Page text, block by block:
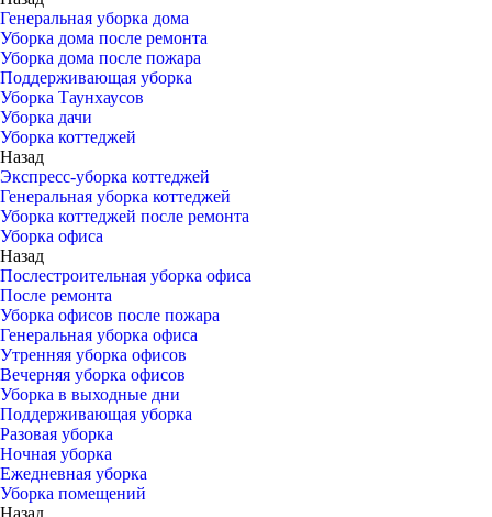
Генеральная уборка дома
Уборка дома после ремонта
Уборка дома после пожара
Поддерживающая уборка
Уборка Таунхаусов
Уборка дачи
Уборка коттеджей
Назад
Экспресс-уборка коттеджей
Генеральная уборка коттеджей
Уборка коттеджей после ремонта
Уборка офиса
Назад
Послестроительная уборка офиса
После ремонта
Уборка офисов после пожара
Генеральная уборка офиса
Утренняя уборка офисов
Вечерняя уборка офисов
Уборка в выходные дни
Поддерживающая уборка
Разовая уборка
Ночная уборка
Ежедневная уборка
Уборка помещений
Назад